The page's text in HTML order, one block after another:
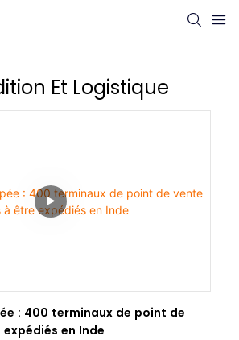
Et Logistique
: 400 terminaux de point de
en Inde